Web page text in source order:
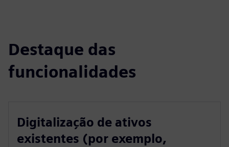
Destaque das
funcionalidades
Digitalização de ativos
existentes (por exemplo,